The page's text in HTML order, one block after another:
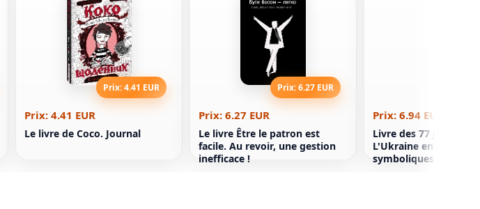
Prix: 4.41 EUR
Prix: 4.41 EUR
Le livre de Coco. Journal
Prix: 6.27 EUR
Prix: 6.27 EUR
Le livre Être le patron est
facile. Au revoir, une gestion
inefficace !
Prix: 6.94 EUR
Livre des 77 jours de
L'Ukraine entre les
symboliques de